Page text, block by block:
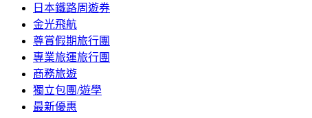
日本鐵路周遊券
金光飛航
尊賞假期旅行團
專業旅運旅行團
商務旅遊
獨立包團/遊學
最新優惠